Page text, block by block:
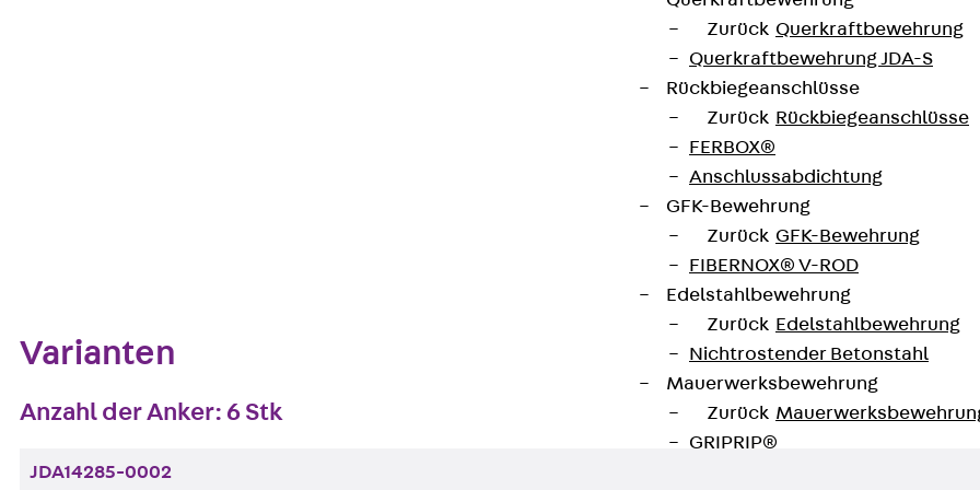
Zurück Querkraftbewehrung
Querkraftbewehrung JDA-S
Rückbiegeanschlüsse
Zurück Rückbiegeanschlüsse
FERBOX®
Anschlussabdichtung
GFK-Bewehrung
Zurück GFK-Bewehrung
FIBERNOX® V-ROD
Edelstahlbewehrung
Zurück Edelstahlbewehrung
Nichtrostender Betonstahl
Mauerwerksbewehrung
Zurück
GRIPRIP®
Datenblatt herunterladen
Varianten
Anzahl der Anker: 6 Stk
JDA14285-0002